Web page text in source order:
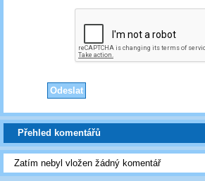
Přehled komentářů
Zatím nebyl vložen žádný komentář